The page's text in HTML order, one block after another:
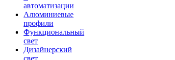
автоматизации
Алюминиевые
профили
Функциональный
свет
Дизайнерский
свет